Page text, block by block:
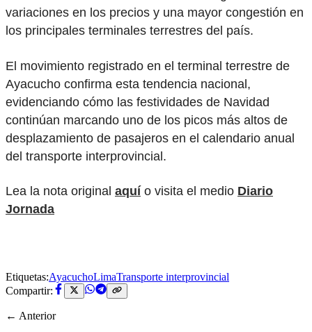
variaciones en los precios y una mayor congestión en
los principales terminales terrestres del país.
El movimiento registrado en el terminal terrestre de
Ayacucho confirma esta tendencia nacional,
evidenciando cómo las festividades de Navidad
continúan marcando uno de los picos más altos de
desplazamiento de pasajeros en el calendario anual
del transporte interprovincial.
Lea la nota original aquí o visita el medio Diario
Jornada
Etiquetas:AyacuchoLimaTransporte interprovincial
Compartir:
← Anterior